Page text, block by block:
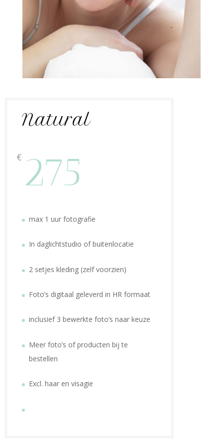
Natural
€ 275
max 1 uur fotografie
In daglichtstudio of buitenlocatie
2 setjes kleding (zelf voorzien)
Foto’s digitaal geleverd in HR formaat
inclusief 3 bewerkte foto’s naar keuze
Meer foto’s of producten bij te
bestellen
Excl. haar en visagie